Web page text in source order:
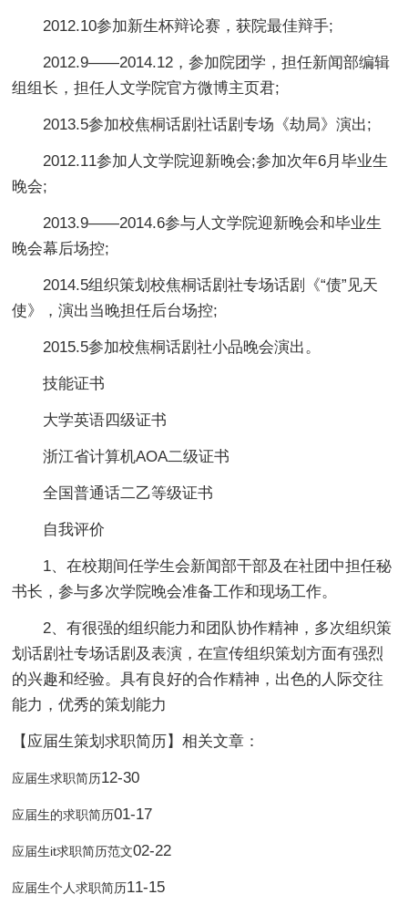
2012.10参加新生杯辩论赛，获院最佳辩手;
2012.9——2014.12，参加院团学，担任新闻部编辑
组组长，担任人文学院官方微博主页君;
2013.5参加校焦桐话剧社话剧专场《劫局》演出;
2012.11参加人文学院迎新晚会;参加次年6月毕业生
晚会;
2013.9——2014.6参与人文学院迎新晚会和毕业生
晚会幕后场控;
2014.5组织策划校焦桐话剧社专场话剧《“债”见天
使》，演出当晚担任后台场控;
2015.5参加校焦桐话剧社小品晚会演出。
技能证书
大学英语四级证书
浙江省计算机AOA二级证书
全国普通话二乙等级证书
自我评价
1、在校期间任学生会新闻部干部及在社团中担任秘
书长，参与多次学院晚会准备工作和现场工作。
2、有很强的组织能力和团队协作精神，多次组织策
划话剧社专场话剧及表演，在宣传组织策划方面有强烈
的兴趣和经验。具有良好的合作精神，出色的人际交往
能力，优秀的策划能力
【应届生策划求职简历】相关文章：
应届生求职简历12-30
应届生的求职简历01-17
应届生it求职简历范文02-22
应届生个人求职简历11-15